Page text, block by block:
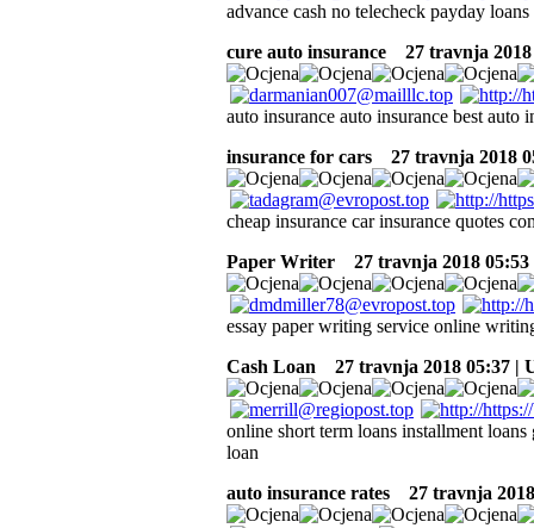
advance cash no telecheck payday
cure auto insurance
27 travnja
auto insurance auto insurance best auto
insurance for cars
27 travnja 2018
cheap insurance car insurance quotes
Paper Writer
27 travnja 2018 05:53
essay paper writing service online
Cash Loan
27 travnja 2018 05:37 |
online short term loans installment
loan
auto insurance rates
27 travnja